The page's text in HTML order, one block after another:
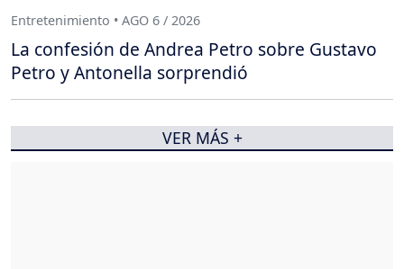
Entretenimiento • AGO 6 / 2026
La confesión de Andrea Petro sobre Gustavo
Petro y Antonella sorprendió
VER MÁS +